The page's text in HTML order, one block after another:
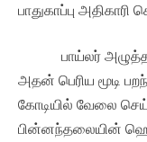
பாதுகாப்பு அதிகாரி
பாய்லர் அழுத்தம்
அதன் பெரிய மூடி
கோடியில் வேலை
பின்னந்தலையின்